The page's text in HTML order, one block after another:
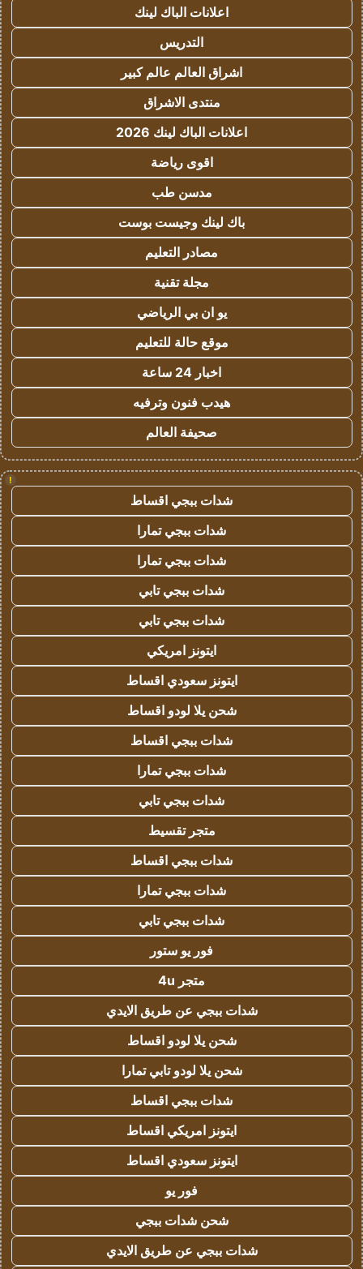
اعلانات الباك لينك
التدريس
اشراق العالم عالم كبير
منتدى الاشراق
اعلانات الباك لينك 2026
اقوى رياضة
مدسن طب
باك لينك وجيست بوست
مصادر التعليم
مجلة تقنية
يو ان بي الرياضي
موقع حالة للتعليم
اخبار 24 ساعة
هيدب فنون وترفيه
صحيفة العالم
!
شدات ببجي اقساط
شدات ببجي تمارا
شدات ببجي تمارا
شدات ببجي تابي
شدات ببجي تابي
ايتونز امريكي
ايتونز سعودي اقساط
شحن يلا لودو اقساط
شدات ببجي اقساط
شدات ببجي تمارا
شدات ببجي تابي
متجر تقسيط
شدات ببجي اقساط
شدات ببجي تمارا
شدات ببجي تابي
فور يو ستور
متجر 4u
شدات ببجي عن طريق الايدي
شحن يلا لودو اقساط
شحن يلا لودو تابي تمارا
شدات ببجي اقساط
ايتونز امريكي اقساط
ايتونز سعودي اقساط
فور يو
شحن شدات ببجي
شدات ببجي عن طريق الايدي